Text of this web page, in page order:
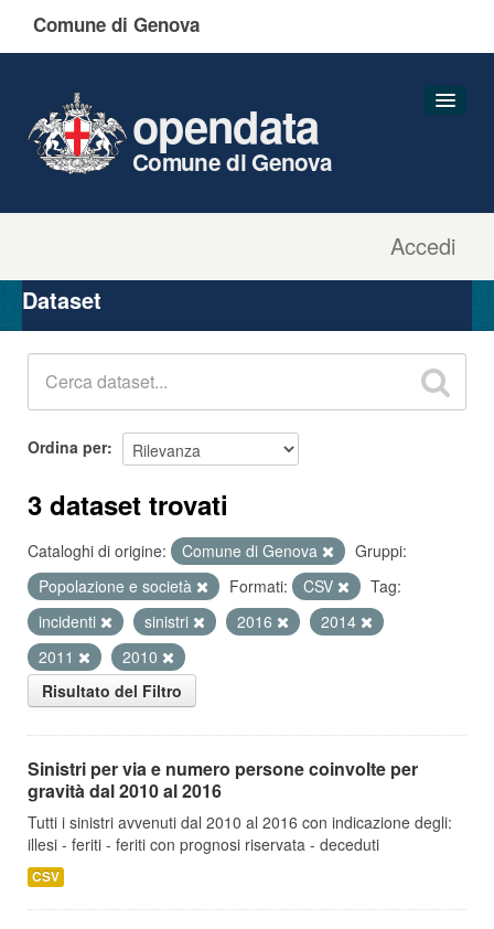
Comune di Genova
Accedi
opendata
Comune di Genova
Organizzazioni
Gruppi
Dataset
Ordina per
3 dataset trovati
Cataloghi di origine: Comune di Genova
Gruppi:
Popolazione e società
Formati: CSV
Tag:
incidenti
sinistri 2016
2014
2011
2010
Risultato del Filtro
Sinistri per via e numero persone coinvolte per
gravità dal 2010 al 2016
Tutti i sinistri avvenuti dal 2010 al 2016 con indicazione degli:
illesi - feriti - feriti con prognosi riservata - deceduti
CSV